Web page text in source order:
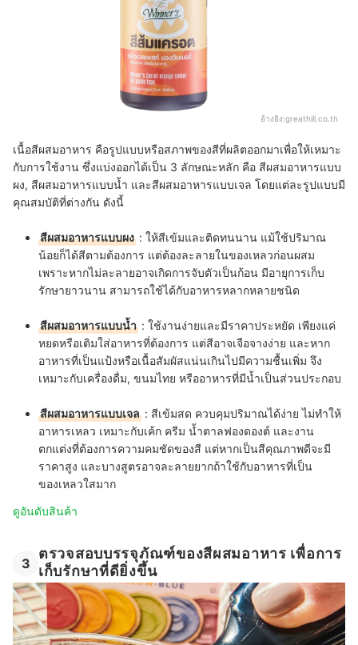
อ้างอิง:greathill.co.th
เนื้อสีผสมอาหาร คือรูปแบบหรือสภาพของสีที่ผลิตออกมาเพื่อให้เหมาะ
กับการใช้งาน ซึ่งแบ่งออกได้เป็น 3 ลักษณะหลัก คือ สีผสมอาหารแบบ
ผง, สีผสมอาหารแบบน้ำ และสีผสมอาหารแบบเจล โดยแต่ละรูปแบบมี
คุณสมบัติที่ต่างกัน ดังนี้
สีผสมอาหารแบบผง : ให้สีเข้มและติดทนนาน แม้ใช้ปริมาณ
น้อยก็ได้สีตามต้องการ แต่ต้องละลายในของเหลวก่อนผสม
เพราะหากไม่ละลายอาจเกิดการจับตัวเป็นก้อน มีอายุการเก็บ
รักษายาวนาน สามารถใช้ได้กับอาหารหลากหลายชนิด
สีผสมอาหารแบบน้ำ : ใช้งานง่ายและมีราคาประหยัด เพียงแค่
หยดหรือเติมใส่อาหารที่ต้องการ แต่สีอาจเจือจางง่าย และหาก
อาหารที่เป็นแป้งหรือเนื้อสัมผัสแน่นเกินไปมีความชื้นเพิ่ม จึง
เหมาะกับเครื่องดื่ม, ขนมไทย หรืออาหารที่มีน้ำเป็นส่วนประกอบ
สีผสมอาหารแบบเจล : สีเข้มสด ควบคุมปริมาณได้ง่าย ไม่ทำให้
อาหารเหลว เหมาะกับเค้ก ครีม น้ำตาลฟองดองต์ และงาน
ตกแต่งที่ต้องการความคมชัดของสี แต่หากเป็นสีคุณภาพดีจะมี
ราคาสูง และบางสูตรอาจละลายยากถ้าใช้กับอาหารที่เป็น
ของเหลวใสมาก
ดูอันดับสินค้า
3
ตรวจสอบบรรจุภัณฑ์ของสีผสมอาหาร เพื่อการ
เก็บรักษาที่ดียิ่งขึ้น